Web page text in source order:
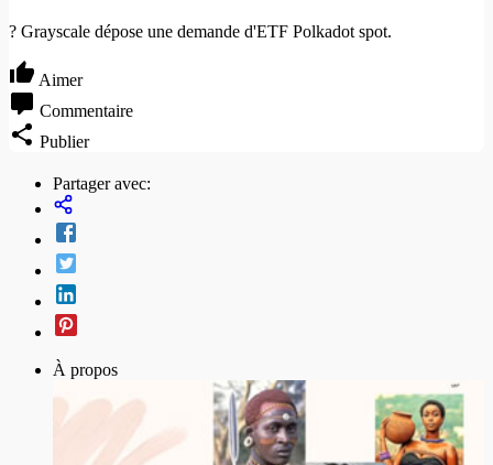
Créer un compte
? Grayscale dépose une demande d'ETF Polkadot spot.
Aimer
Commentaire
Publier
Partager avec:
À propos